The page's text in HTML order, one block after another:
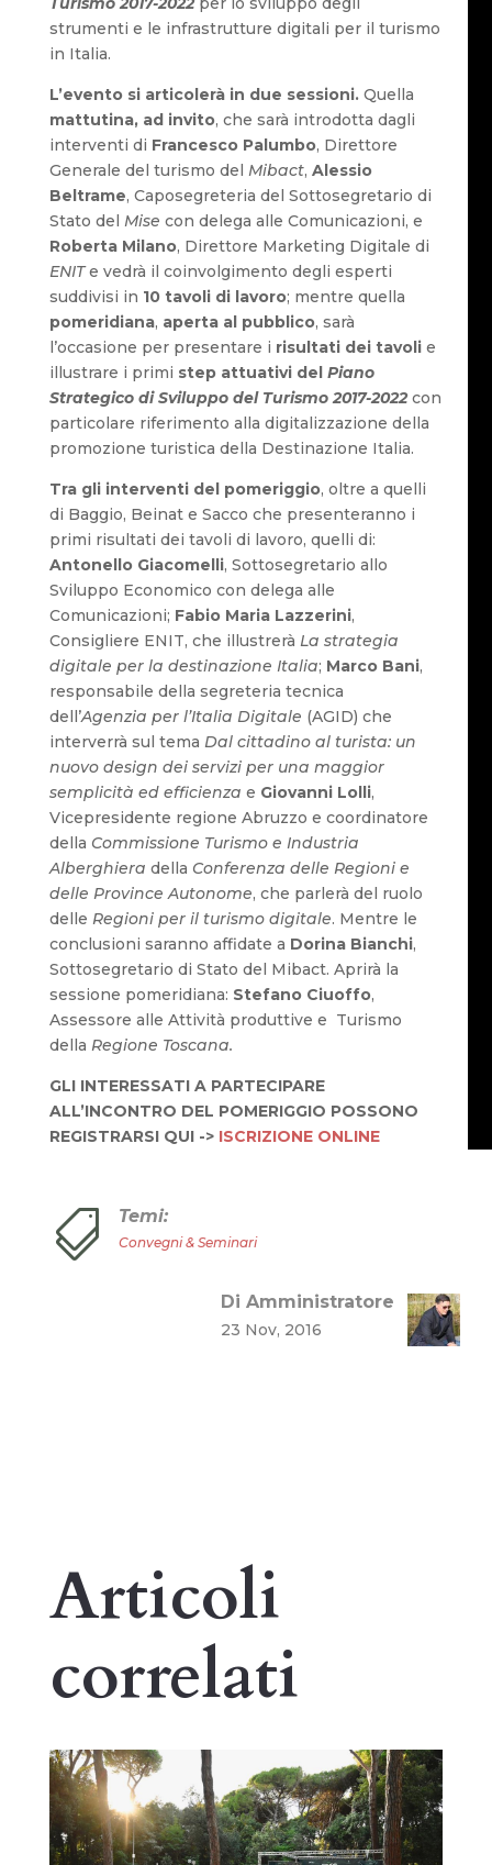
strumenti e le infrastrutture digitali per il turismo
in Italia.
L’evento si articolerà in due sessioni.Quella
mattutina, ad invito, che sarà introdotta dagli
interventi di Francesco Palumbo, Direttore
Generale del turismo del Mibact, Alessio
Beltrame, Caposegreteria del Sottosegretario di
Stato del Mise con delega alle Comunicazioni, e
Roberta Milano, Direttore Marketing Digitale di
ENITe vedrà il coinvolgimento degli esperti
suddivisi in 10 tavoli di lavoro; mentre quella
pomeridiana, aperta al pubblico, sarà
l’occasione per presentare i risultati dei tavolie
illustrare i primi step attuativi del Piano
Strategico di Sviluppo del Turismo 2017-2022con
particolare riferimento alla digitalizzazione della
promozione turistica della Destinazione Italia.
Tra gli interventi del pomeriggio, oltre a quelli
di Baggio, Beinat e Sacco che presenteranno i
primi risultati dei tavoli di lavoro, quelli di:
Antonello Giacomelli, Sottosegretario allo
Sviluppo Economico con delega alle
Comunicazioni; Fabio Maria Lazzerini,
Consigliere ENIT, che illustrerà La strategia
digitale per la destinazione Italia; Marco Bani,
responsabile della segreteria tecnica
dell’Agenzia per l’Italia Digitale (AGID) che
interverrà sul tema Dal cittadino al turista: un
nuovo design dei servizi per una maggior
semplicità ed efficienza e Giovanni Lolli,
Vicepresidente regione Abruzzo e coordinatore
della Commissione Turismo e Industria
Alberghiera della Conferenza delle Regioni e
delle Province Autonome, che parlerà del ruolo
delle Regioni per il turismo digitale. Mentre le
conclusioni saranno affidate a Dorina Bianchi,
Sottosegretario di Stato del Mibact. Aprirà la
sessione pomeridiana: Stefano Ciuoffo,
Assessore alle Attività produttive e Turismo
della Regione Toscana.
GLI INTERESSATI A PARTECIPARE
ALL’INCONTRO DEL POMERIGGIO POSSONO
REGISTRARSI QUI -> ISCRIZIONE ONLINE
 Temi:
Convegni & Seminari
Di Amministratore
23 Nov, 2016
Articoli
correlati